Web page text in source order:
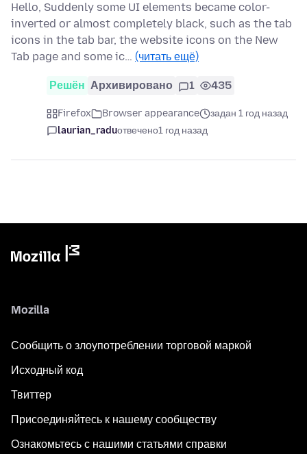
Hello, Suddenly some UI elements became color-
inverted or almost completely black, such as the tab
icons in the tab bar, the website icons on the New
Tab page and some ic… (читать ещё)
Решён Архивировано 1 435
Firefox Browser appearance
задан 1 год назад
laurian_raduотвечено1 год назад
Mozilla
Сообщить о злоупотреблении торговой маркой
Исходный код
Твиттер
Присоединяйтесь к нашему сообществу
Ознакомьтесь с нашими статьями справки